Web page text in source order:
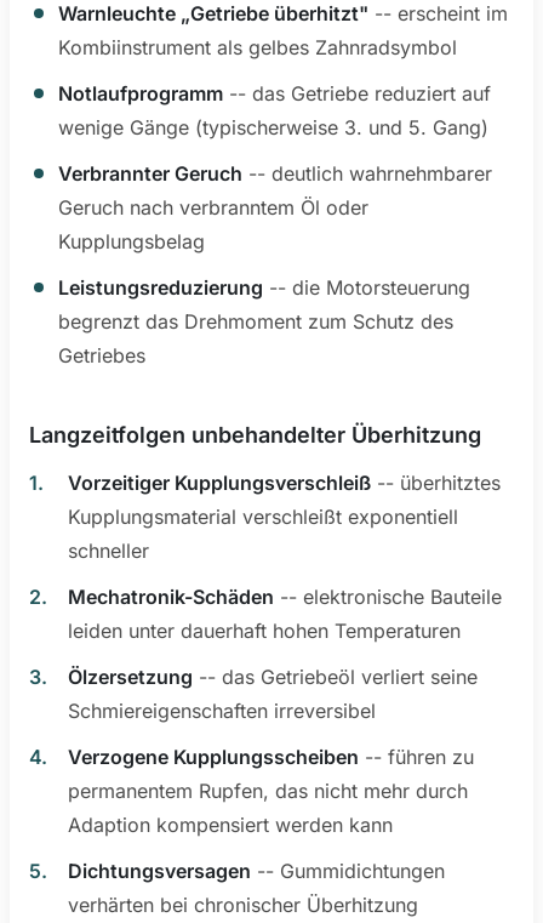
Warnleuchte „Getriebe überhitzt" -- erscheint im
Kombiinstrument als gelbes Zahnradsymbol
Notlaufprogramm -- das Getriebe reduziert auf
wenige Gänge (typischerweise 3. und 5. Gang)
Verbrannter Geruch -- deutlich wahrnehmbarer
Geruch nach verbranntem Öl oder
Kupplungsbelag
Leistungsreduzierung -- die Motorsteuerung
begrenzt das Drehmoment zum Schutz des
Getriebes
Langzeitfolgen unbehandelter Überhitzung
Vorzeitiger Kupplungsverschleiß -- überhitztes
Kupplungsmaterial verschleißt exponentiell
schneller
Mechatronik-Schäden -- elektronische Bauteile
leiden unter dauerhaft hohen Temperaturen
Ölzersetzung -- das Getriebeöl verliert seine
Schmiereigenschaften irreversibel
Verzogene Kupplungsscheiben -- führen zu
permanentem Rupfen, das nicht mehr durch
Adaption kompensiert werden kann
Dichtungsversagen -- Gummidichtungen
verhärten bei chronischer Überhitzung